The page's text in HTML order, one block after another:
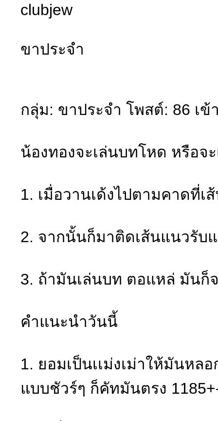
clubjew
ขาประจำ
กลุ่ม: ขาประจำ โพสต์: 86 เ
น้องทองจะเล่นบทโหด หรือจ
1. เมื่อวานเด้งไปตามคาดที่
2. จากนั้นก็มาติดเส้นแนวรับ
3. ถ้ามันเล่นบท ตอแหล่ มันก็
คำแนะนำวันนี้
1. ยอมเป็นเเม่งเม่าให้มันห
แบบชัวร์ๆ ก็คัทมันตรง